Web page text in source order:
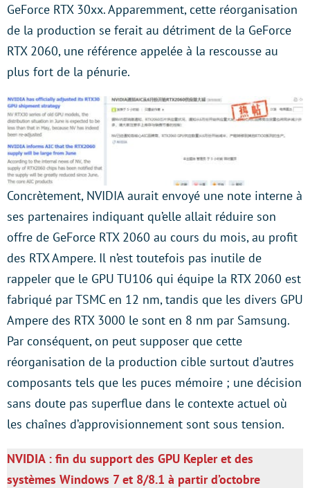
GeForce RTX 30xx. Apparemment, cette réorganisation
de la production se ferait au détriment de la GeForce
RTX 2060, une référence appelée à la rescousse au
plus fort de la pénurie.
Concrètement, NVIDIA aurait envoyé une note interne à
ses partenaires indiquant qu’elle allait réduire son
offre de GeForce RTX 2060 au cours du mois, au profit
des RTX Ampere. Il n’est toutefois pas inutile de
rappeler que le GPU TU106 qui équipe la RTX 2060 est
fabriqué par TSMC en 12 nm, tandis que les divers GPU
Ampere des RTX 3000 le sont en 8 nm par Samsung.
Par conséquent, on peut supposer que cette
réorganisation de la production cible surtout d’autres
composants tels que les puces mémoire ; une décision
sans doute pas superflue dans le contexte actuel où
les chaînes d’approvisionnement sont sous tension.
NVIDIA : fin du support des GPU Kepler et des
systèmes Windows 7 et 8/8.1 à partir d’octobre